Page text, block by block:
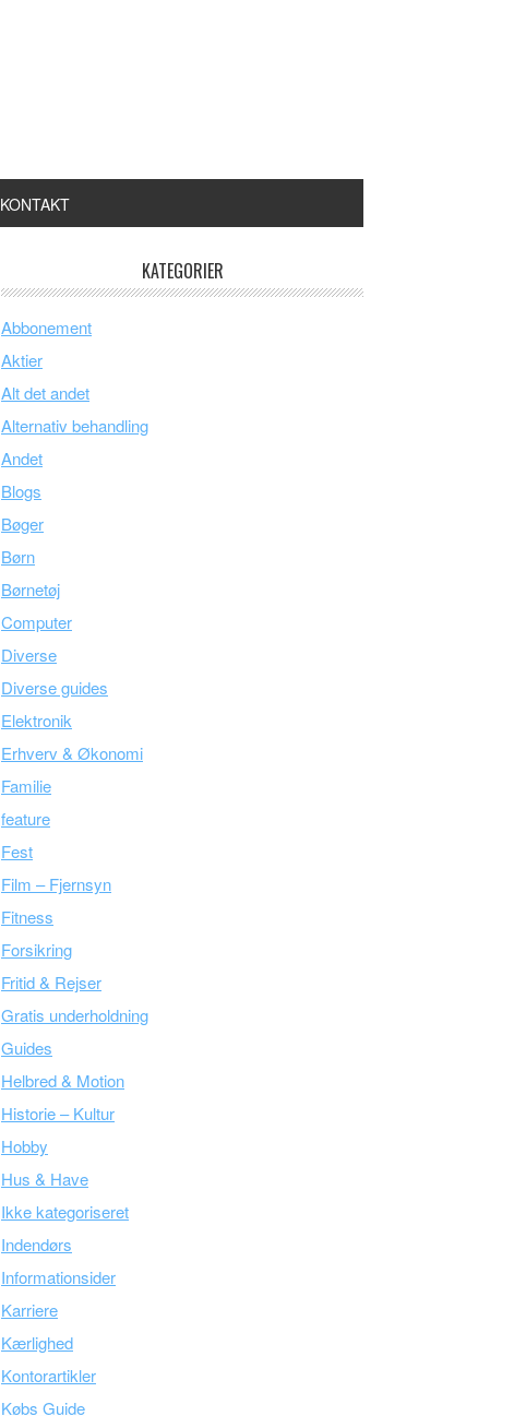
KONTAKT
KATEGORIER
Abbonement
Aktier
Alt det andet
Alternativ behandling
Andet
Blogs
Bøger
Børn
Børnetøj
Computer
Diverse
Diverse guides
Elektronik
Erhverv & Økonomi
Familie
feature
Fest
Film – Fjernsyn
Fitness
Forsikring
Fritid & Rejser
Gratis underholdning
Guides
Helbred & Motion
Historie – Kultur
Hobby
Hus & Have
Ikke kategoriseret
Indendørs
Informationsider
Karriere
Kærlighed
Kontorartikler
Købs Guide